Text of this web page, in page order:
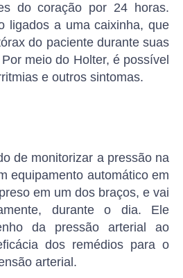
do coração por 24 horas.
ligados a uma caixinha, que
do paciente durante suas
meio do Holter, é possível
e outros sintomas.
de monitorizar a pressão na
equipamento automático em
em um dos braços, e vai
durante o dia. Ele
da pressão arterial ao
dos remédios para o
arterial.